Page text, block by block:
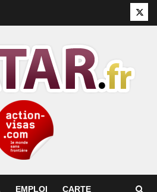
EMPLOI CARTE